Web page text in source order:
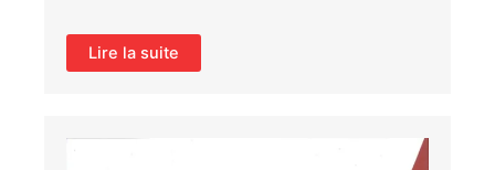
Lire la suite